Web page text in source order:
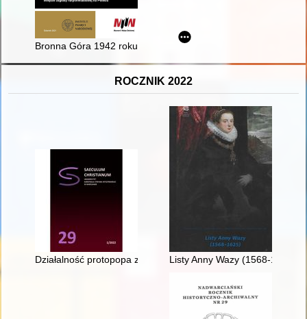
Bronna Góra 1942 roku : miejsce zagłady natychmiastowej na
ROCZNIK 2022
Działalność protopopa zabłudowskiego Nestora Kuźmicza
Listy Anny Wazy (1568-1625)